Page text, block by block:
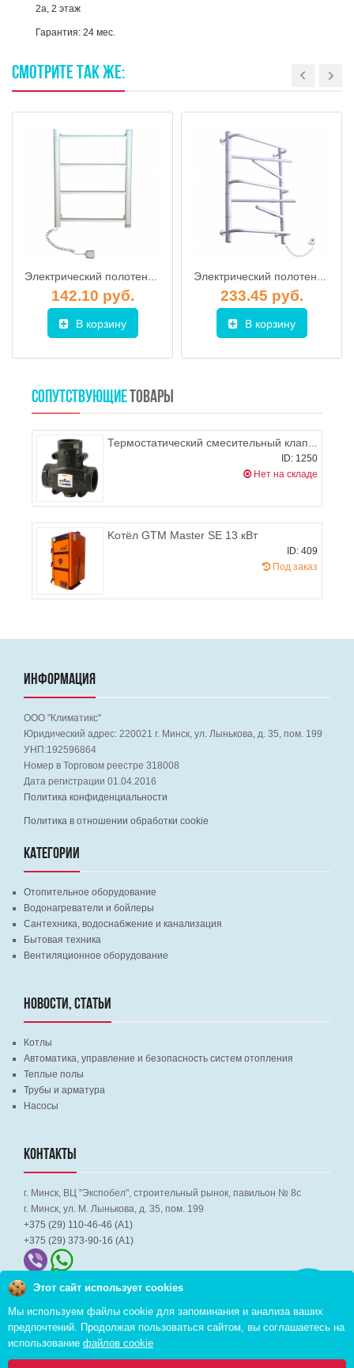
2а, 2 этаж
Гарантия: 24 мес.
СМОТРИТЕ ТАКЖЕ:
Электрический полотенцесушитель Елна "Лесенка-4" (белый цвет) Торцевой регулятор
142.10 руб.
В корзину
Электрический полотенцесушитель "Элна-7" поворонтая (белый цвет)
233.45 руб.
В корзину
СОПУТСТВУЮЩИЕ ТОВАРЫ
Термостатический смесительный клапан ESBE VTC511 DN32, KVS 14 (temp 60°С)
ID: 1250
Нет на складе
Kотёл GTM Master SE 13 кВт
ID: 409
Под заказ
ИНФОРМАЦИЯ
ООО "Климатикс"
Юридический адрес: 220021 г. Минск, ул. Лынькова, д. 35, пом. 199
УНП:192596864
Номер в Торговом реестре 318008
Дата регистрации 01.04.2016
Политика конфиденциальности
Политика в отношении обработки cookie
КАТЕГОРИИ
Отопительное оборудование
Водонагреватели и бойлеры
Сантехника, водоснабжение и канализация
Бытовая техника
Вентиляционное оборудование
НОВОСТИ, СТАТЬИ
Котлы
Автоматика, управление и безопасность систем отопления
Теплые полы
Трубы и арматура
Насосы
КОНТАКТЫ
г. Минск, ВЦ "Экспобел", строительный рынок, павильон № 8c
г. Минск, ул. М. Лынькова, д. 35, пом. 199
+375 (29) 110-46-46 (А1)
+375 (29) 373-90-16 (A1)
Copyright © 2026 pvd.by All Rights Reserved
Комплексное продвижение в интернете
Этот сайт использует cookies
Мы используем файлы cookie для запоминания и анализа ваших
предпочтений. Продолжая пользоваться сайтом, вы соглашаетесь на
использование файлов cookie